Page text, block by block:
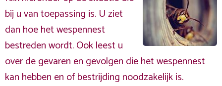
bij u van toepassing is. U ziet
dan hoe het wespennest
bestreden wordt. Ook leest u
over de gevaren en gevolgen die het wespennest
kan hebben en of bestrijding noodzakelijk is.